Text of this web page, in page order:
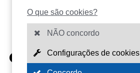
CERTIFICADOS
O que são cookies?
NÃO concordo
Configurações de cookies